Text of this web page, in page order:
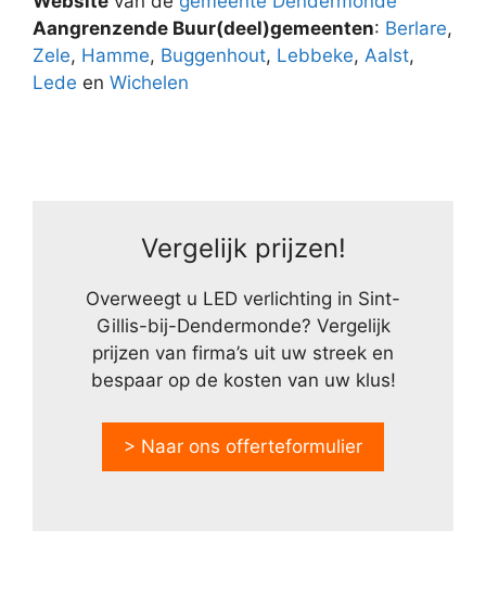
Aangrenzende Buur(deel)gemeenten: Berlare,
Zele, Hamme, Buggenhout, Lebbeke, Aalst,
Lede en Wichelen
Vergelijk prijzen!
Overweegt u LED verlichting in Sint-
Gillis-bij-Dendermonde? Vergelijk
prijzen van firma’s uit uw streek en
bespaar op de kosten van uw klus!
> Naar ons offerteformulier